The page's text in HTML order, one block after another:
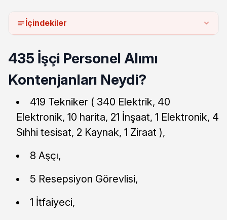
İçindekiler
435 İşçi Personel Alımı
Kontenjanları Neydi?
419 Tekniker ( 340 Elektrik, 40
Elektronik, 10 harita, 21 İnşaat, 1 Elektronik, 4
Sıhhi tesisat, 2 Kaynak, 1 Ziraat ),
8 Aşçı,
5 Resepsiyon Görevlisi,
1 İtfaiyeci,